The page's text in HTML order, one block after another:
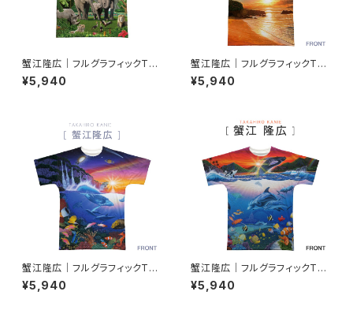
蟹江隆広｜フルグラフィックTシ
ャツ FT-000001_006
¥5,940
蟹江隆広｜フルグラフィックTシ
ャツ FT-000001_001
¥5,940
蟹江隆広｜フルグラフィックTシ
ャツ FT-000001_005
¥5,940
蟹江隆広｜フルグラフィックTシ
ャツ FT-000001_002
¥5,940